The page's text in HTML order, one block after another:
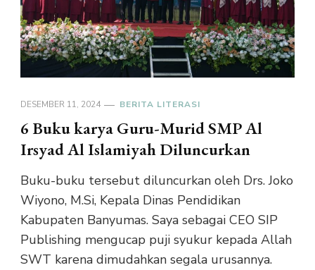
DESEMBER 11, 2024 BERITA LITERASI
6 Buku karya Guru-Murid SMP Al
Irsyad Al Islamiyah Diluncurkan
Buku-buku tersebut diluncurkan oleh Drs. Joko
Wiyono, M.Si, Kepala Dinas Pendidikan
Kabupaten Banyumas. Saya sebagai CEO SIP
Publishing mengucap puji syukur kepada Allah
SWT karena dimudahkan segala urusannya.